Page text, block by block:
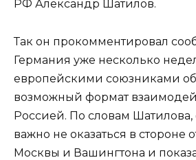
РФ Александр Шатилов.
Так он прокомментировал
Германия уже несколько
европейскими союзниками
возможный формат
Россией. По словам
важно не оказаться в стороне
Москвы и Вашингтона и